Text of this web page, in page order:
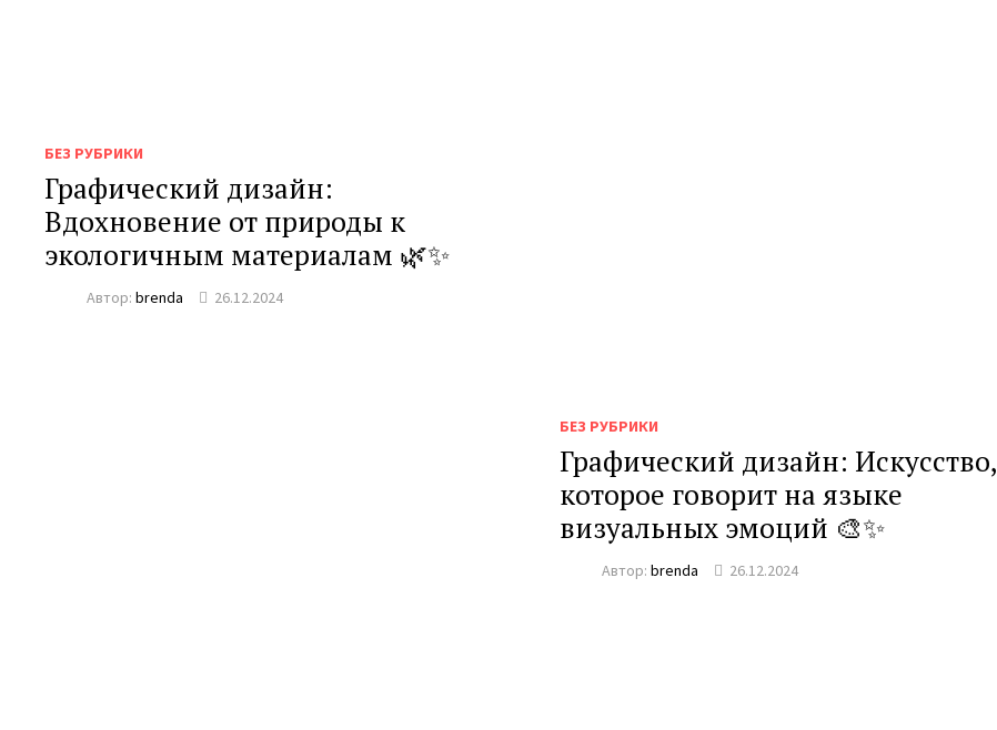
БЕЗ РУБРИКИ
Графический дизайн:
Вдохновение от природы к
экологичным материалам 🌿✨
Автор:brenda 26.12.2024
БЕЗ РУБРИКИ
Графический дизайн: Искусство,
которое говорит на языке
визуальных эмоций 🎨✨
Автор:brenda 26.12.2024